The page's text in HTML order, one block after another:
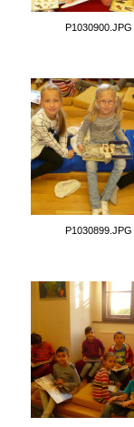
P1030900.JPG
P1030899.JPG